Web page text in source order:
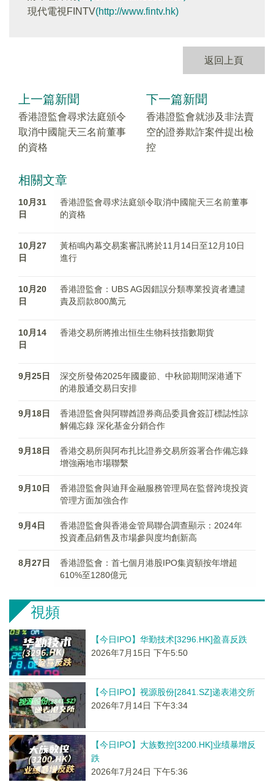
現代電視FINTV(http://www.fintv.hk)
返回上頁
上一篇新聞
香港證監會尋求法庭頒令
取消中國龍天三名前董事
的資格
下一篇新聞
香港證監會就涉及非法賣
空的證券欺詐案件提出檢
控
相關文章
10月31
日
香港證監會尋求法庭頒令取消中國龍天三名前董事
的資格
10月27
日
黃栢鳴內幕交易案審訊將於11月14日至12月10日
進行
10月20
日
香港證監會：UBS AG因錯誤分類專業投資者遭譴
責及罰款800萬元
10月14
日
香港交易所將推出恒生生物科技指數期貨
9月25日
深交所發佈2025年國慶節、中秋節期間深港通下
的港股通交易日安排
9月18日
香港證監會與阿聯酋證券商品委員會簽訂標誌性諒
解備忘錄 深化基金分銷合作
9月18日
香港交易所與阿布扎比證券交易所簽署合作備忘錄
增強兩地市場聯繫
9月10日
香港證監會與迪拜金融服務管理局在監督跨境投資
管理方面加強合作
9月4日
香港證監會與香港金管局聯合調查顯示：2024年
投資產品銷售及市場參與度均創新高
8月27日
香港證監會：首七個月港股IPO集資額按年增超
610%至1280億元
視頻
【今日IPO】华勤技术[3296.HK]盈喜反跌
2026年7月15日 下午5:50
【今日IPO】视源股份[2841.SZ]递表港交所
2026年7月14日 下午3:34
【今日IPO】大族数控[3200.HK]业绩暴增反
跌
2026年7月24日 下午5:36